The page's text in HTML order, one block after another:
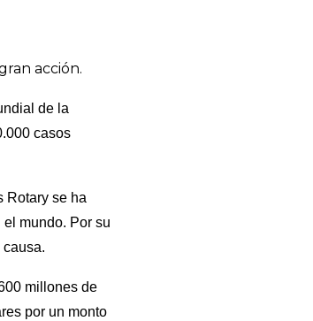
acción.
de la
casos
Rotary se ha
mundo. Por su
millones de
por un monto